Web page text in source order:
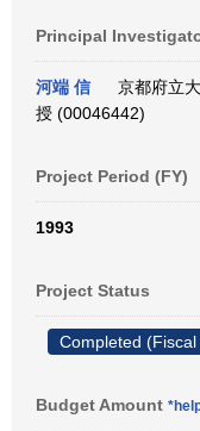
Principal
河端 信
京都府立
授 (00046442)
Project Period (FY)
1993
Project Status
Completed
Budget Amount